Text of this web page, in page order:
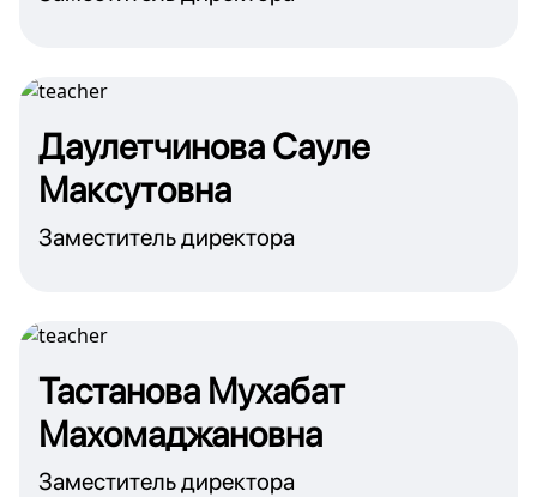
Даулетчинова Сауле
Максутовна
Заместитель директора
Тастанова Мухабат
Махомаджановна
Заместитель директора